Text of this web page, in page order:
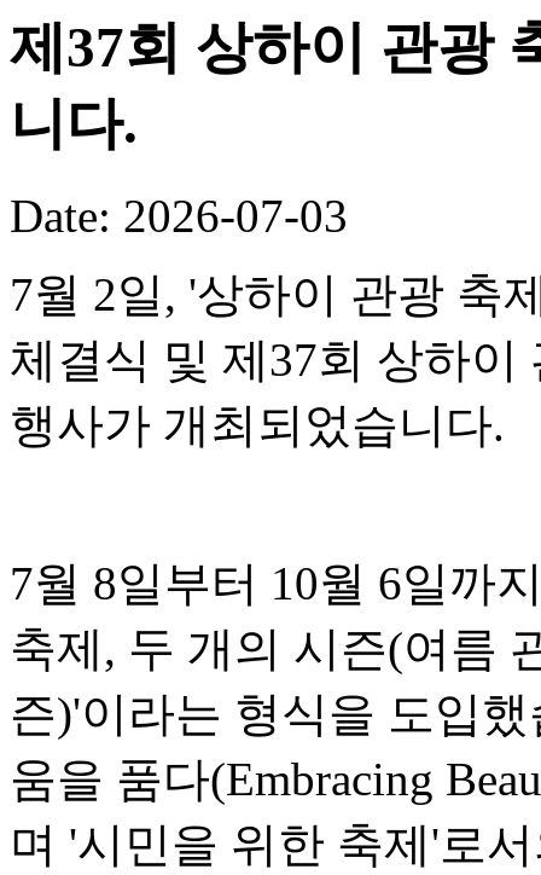
제37회 상하이 관광
니다.
Date: 2026-07-03
7월 2일, '상하이 관광 축
체결식 및 제37회 상하
행사가 개최되었습니다.
7월 8일부터 10월 6일까
축제, 두 개의 시즌(여름
즌)'이라는 형식을 도입
움을 품다(Embracing
며 '시민을 위한 축제'로